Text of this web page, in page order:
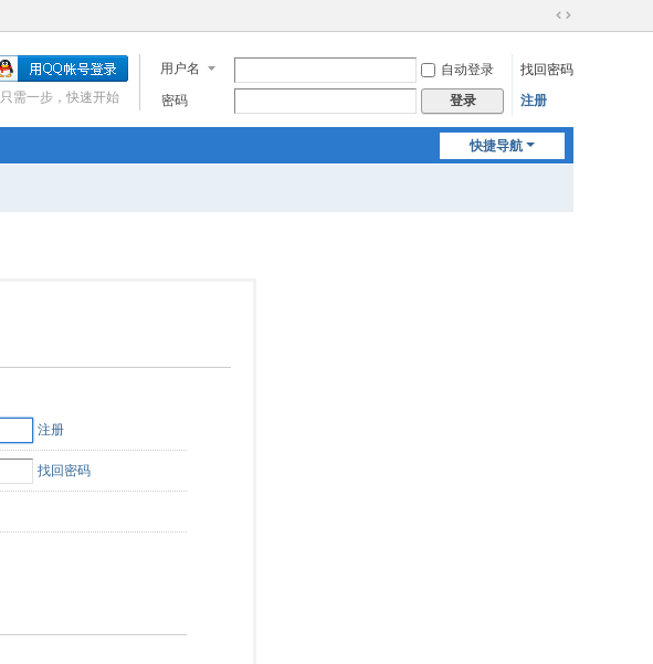
切
到
用户名 自动登录
找回密码
密码
登录 注册
只需一步，快速开始
快捷导航
注册
找回密码